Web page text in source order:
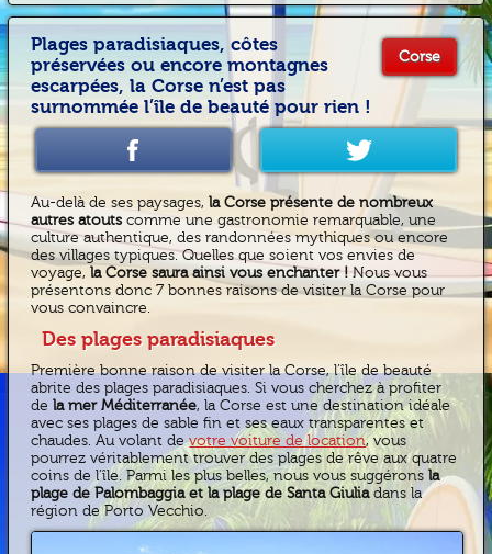
Corse
Plages paradisiaques, côtes
préservées ou encore montagnes
escarpées, la Corse n’est pas
surnommée l’île de beauté pour rien !
Au-delà de ses paysages,la Corse présente de nombreux
autres atoutscomme une gastronomie remarquable, une
culture authentique, des randonnées mythiques ou encore
des villages typiques. Quelles que soient vos envies de
voyage, la Corse saura ainsi vous enchanter !Nous vous
présentons donc 7 bonnes raisons de visiter la Corse pour
vous convaincre.
Des plages paradisiaques
Première bonne raison de visiter la Corse, l’île de beauté
abrite des plages paradisiaques. Si vous cherchez à profiter
dela mer Méditerranée, la Corse est une destination idéale
avec ses plages de sable fin et ses eaux transparentes et
chaudes. Au volant devotre voiture de location, vous
pourrez véritablement trouver des plages de rêve aux quatre
coins de l’île. Parmi les plus belles, nous vous suggéronsla
plage de Palombaggia et la plage de Santa Giuliadans la
région de Porto Vecchio.